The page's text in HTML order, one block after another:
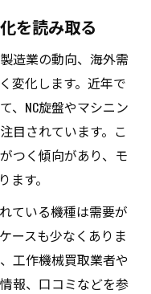
を読み取る
造業の動向、海外需
変化します。近年で
、NC旋盤やマシニン
目されています。こ
つく傾向があり、モ
す。
ている機種は需要が
ースも少なくありま
工作機械買取業者や
報、口コミなどを参